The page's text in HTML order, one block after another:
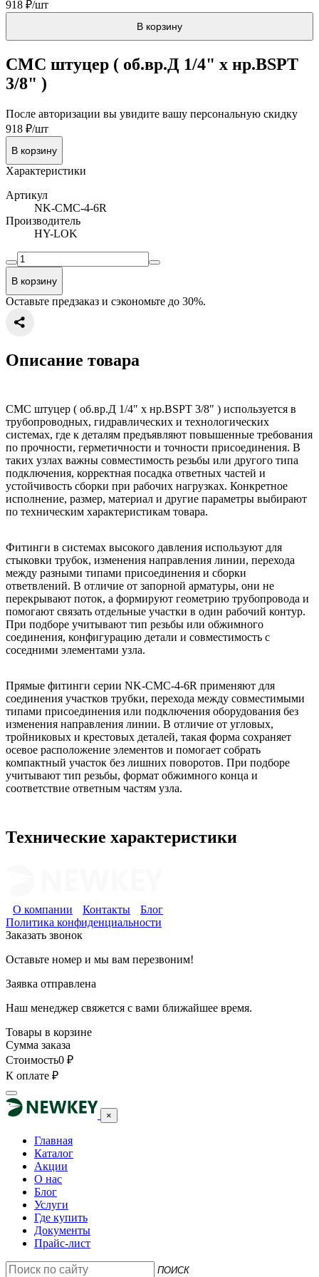
918 ₽/шт
В корзину
CMC штуцер ( об.вр.Д 1/4" x нр.BSPT
3/8" )
После авторизации вы увидите вашу персональную скидку
918 ₽/шт
В корзину
Характеристики
Артикул
NK-CMC-4-6R
Производитель
HY-LOK
В корзину
Оставьте предзаказ и сэкономьте до 30%.
Описание товара
Прямые фитинги серии NK-CMC-4-6R применяют для
соединения участков трубки, перехода между совместимыми
типами присоединения или подключения оборудования без
изменения направления линии. В отличие от угловых,
тройниковых и крестовых деталей, такая форма сохраняет
осевое расположение элементов и помогает собрать
компактный участок без лишних поворотов. При подборе
учитывают тип резьбы, формат обжимного конца и
соответствие ответным частям узла.
Фитинги в системах высокого давления используют для
стыковки трубок, изменения направления линии, перехода
между разными типами присоединения и сборки
ответвлений. В отличие от запорной арматуры, они не
перекрывают поток, а формируют геометрию трубопровода и
помогают связать отдельные участки в один рабочий контур.
При подборе учитывают тип резьбы или обжимного
соединения, конфигурацию детали и совместимость с
соседними элементами узла.
CMC штуцер ( об.вр.Д 1/4" x нр.BSPT 3/8" ) используется в
трубопроводных, гидравлических и технологических
системах, где к деталям предъявляют повышенные требования
по прочности, герметичности и точности присоединения. В
таких узлах важны совместимость резьбы или другого типа
подключения, корректная посадка ответных частей и
устойчивость сборки при рабочих нагрузках. Конкретное
исполнение, размер, материал и другие параметры выбирают
по техническим характеристикам товара.
Технические характеристики
О компании Контакты
Блог
Политика конфиденциальности
Заказать звонок
Оставьте номер и мы вам перезвоним!
Заявка отправлена
Наш менеджер свяжется с вами ближайшее время.
Товары в корзине
Сумма заказа
Стоимость0 ₽
К оплате ₽
×
Главная
Каталог
Акции
О нас
Блог
Услуги
Где купить
Документы
Прайс-лист
ПОИСК